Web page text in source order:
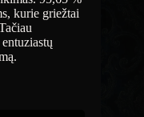
kurie griežtai